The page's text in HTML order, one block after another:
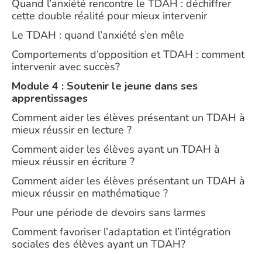
Quand l’anxiété rencontre le TDAH : déchiffrer
cette double réalité pour mieux intervenir
Le TDAH : quand l’anxiété s’en mêle
Comportements d’opposition et TDAH : comment
intervenir avec succès?
Module 4 : Soutenir le jeune dans ses
apprentissages
Comment aider les élèves présentant un TDAH à
mieux réussir en lecture ?
Comment aider les élèves ayant un TDAH à
mieux réussir en écriture ?
Comment aider les élèves présentant un TDAH à
mieux réussir en mathématique ?
Pour une période de devoirs sans larmes
Comment favoriser l’adaptation et l’intégration
sociales des élèves ayant un TDAH?